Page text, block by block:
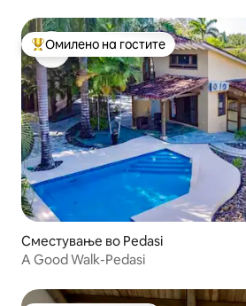
Меѓу најуспешните „Омилени на
Омилено на гостите
Сместување во Pedasi
A Good Walk-Pedasi